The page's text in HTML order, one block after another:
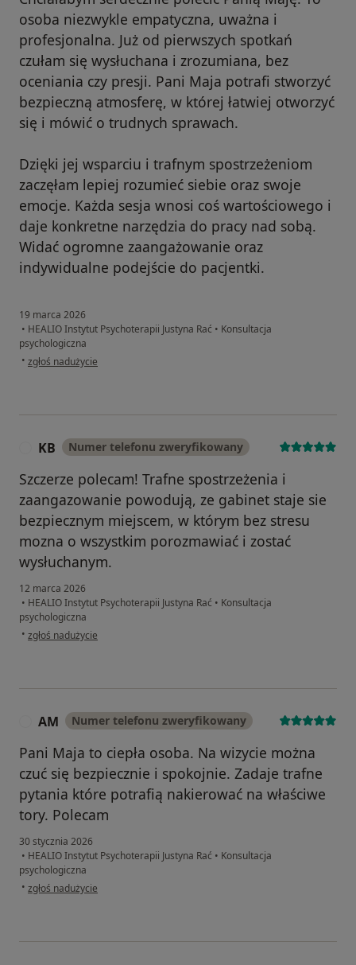
osoba niezwykle empatyczna, uważna i
profesjonalna. Już od pierwszych spotkań
czułam się wysłuchana i zrozumiana, bez
oceniania czy presji. Pani Maja potrafi stworzyć
bezpieczną atmosferę, w której łatwiej otworzyć
się i mówić o trudnych sprawach.
Dzięki jej wsparciu i trafnym spostrzeżeniom
zaczęłam lepiej rozumieć siebie oraz swoje
emocje. Każda sesja wnosi coś wartościowego i
daje konkretne narzędzia do pracy nad sobą.
Widać ogromne zaangażowanie oraz
indywidualne podejście do pacjentki.
19 marca 2026
• HEALIO Instytut Psychoterapii Justyna Rać • Konsultacja
psychologiczna
• w opinii użytkownika Aniela
zgłoś nadużycie
KB Numer telefonu zweryfikowany
Szczerze polecam! Trafne spostrzeżenia i
zaangazowanie powodują, ze gabinet staje sie
bezpiecznym miejscem, w którym bez stresu
mozna o wszystkim porozmawiać i zostać
wysłuchanym.
12 marca 2026
• HEALIO Instytut Psychoterapii Justyna Rać • Konsultacja
psychologiczna
• w opinii użytkownika KB
zgłoś nadużycie
AM Numer telefonu zweryfikowany
Pani Maja to ciepła osoba. Na wizycie można
czuć się bezpiecznie i spokojnie. Zadaje trafne
pytania które potrafią nakierować na właściwe
tory. Polecam
30 stycznia 2026
• HEALIO Instytut Psychoterapii Justyna Rać • Konsultacja
psychologiczna
• w opinii użytkownika AM
zgłoś nadużycie